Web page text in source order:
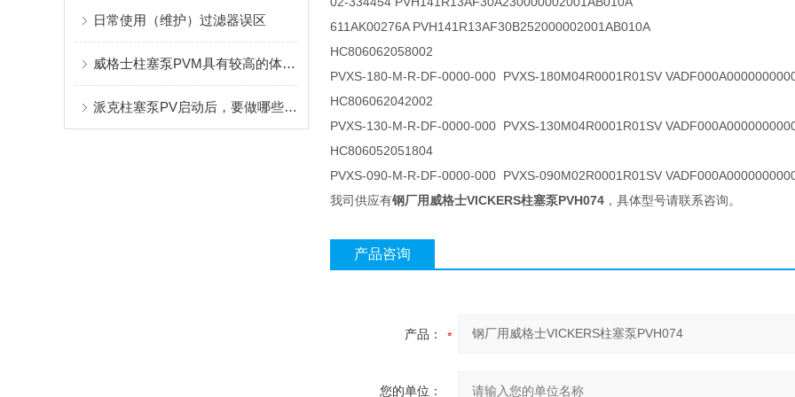
日常使用（维护）过滤器误区
威格士柱塞泵PVM具有较高的体积效率和机械效率
派克柱塞泵PV启动后，要做哪些操作工作呢
611AK00276A PVH141R13AF30B252000002001AB010A
HC806062058002
PVXS-180-M-R-DF-0000-000 PVXS-180M04R0001R01SV
HC806062042002
PVXS-130-M-R-DF-0000-000 PVXS-130M04R0001R01SV
HC806052051804
PVXS-090-M-R-DF-0000-000 PVXS-090M02R0001R01SV
我司供应有钢厂用威格士VICKERS柱塞泵PVH074 ，具体型号请联系咨询。
产品咨询
产品：
您的单位：